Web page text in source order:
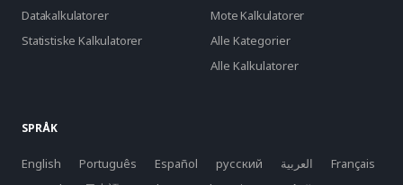
Datakalkulatorer
Mote Kalkulatorer
Statistiske Kalkulatorer
Alle Kategorier
Alle Kalkulatorer
SPRÅK
English Português Español русский العربية
Français